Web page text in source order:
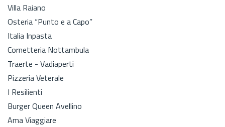
Villa Raiano
Osteria “Punto e a Capo”
Italia Inpasta
Cornetteria Nottambula
Traerte - Vadiaperti
Pizzeria Veterale
I Resilienti
Burger Queen Avellino
Ama Viaggiare